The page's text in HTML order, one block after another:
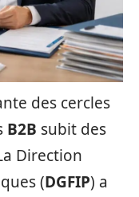
des cercles
B2B subit des
Direction
(DGFIP) a